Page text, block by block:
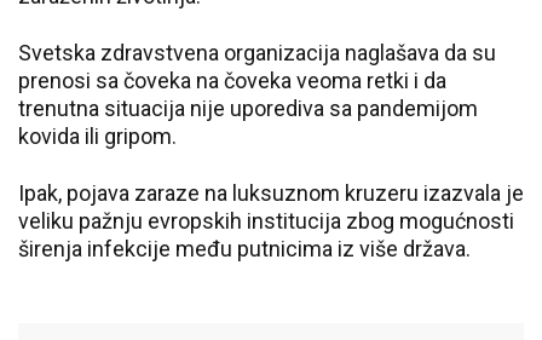
Svetska zdravstvena organizacija naglašava da su
prenosi sa čoveka na čoveka veoma retki i da
trenutna situacija nije uporediva sa pandemijom
kovida ili gripom.
Ipak, pojava zaraze na luksuznom kruzeru izazvala je
veliku pažnju evropskih institucija zbog mogućnosti
širenja infekcije među putnicima iz više država.